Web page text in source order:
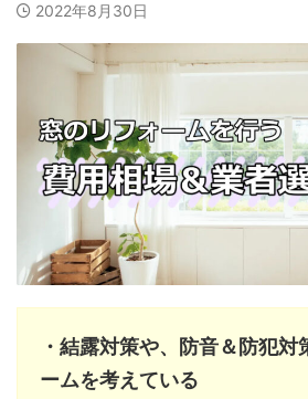
2022年8月30日
・結露対策や、防音＆防犯対
ームを考えている